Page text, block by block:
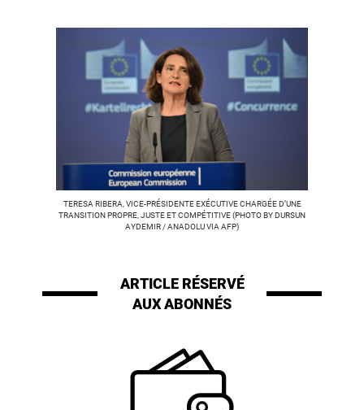
TERESA RIBERA, VICE-PRÉSIDENTE EXÉCUTIVE CHARGÉE D’UNE
TRANSITION PROPRE, JUSTE ET COMPÉTITIVE (PHOTO BY DURSUN
AYDEMIR / ANADOLU VIA AFP)
ARTICLE RÉSERVÉ
AUX ABONNÉS